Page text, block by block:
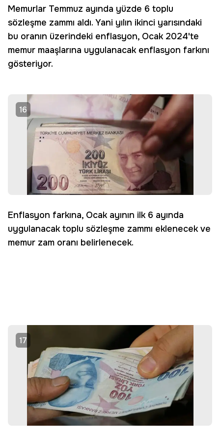
Memurlar Temmuz ayında yüzde 6 toplu
sözleşme zammı aldı. Yani yılın ikinci yarısındaki
bu oranın üzerindeki enflasyon, Ocak 2024'te
memur maaşlarına uygulanacak enflasyon farkını
gösteriyor.
16
Enflasyon farkına, Ocak ayının ilk 6 ayında
uygulanacak toplu sözleşme zammı eklenecek ve
memur zam oranı belirlenecek.
17